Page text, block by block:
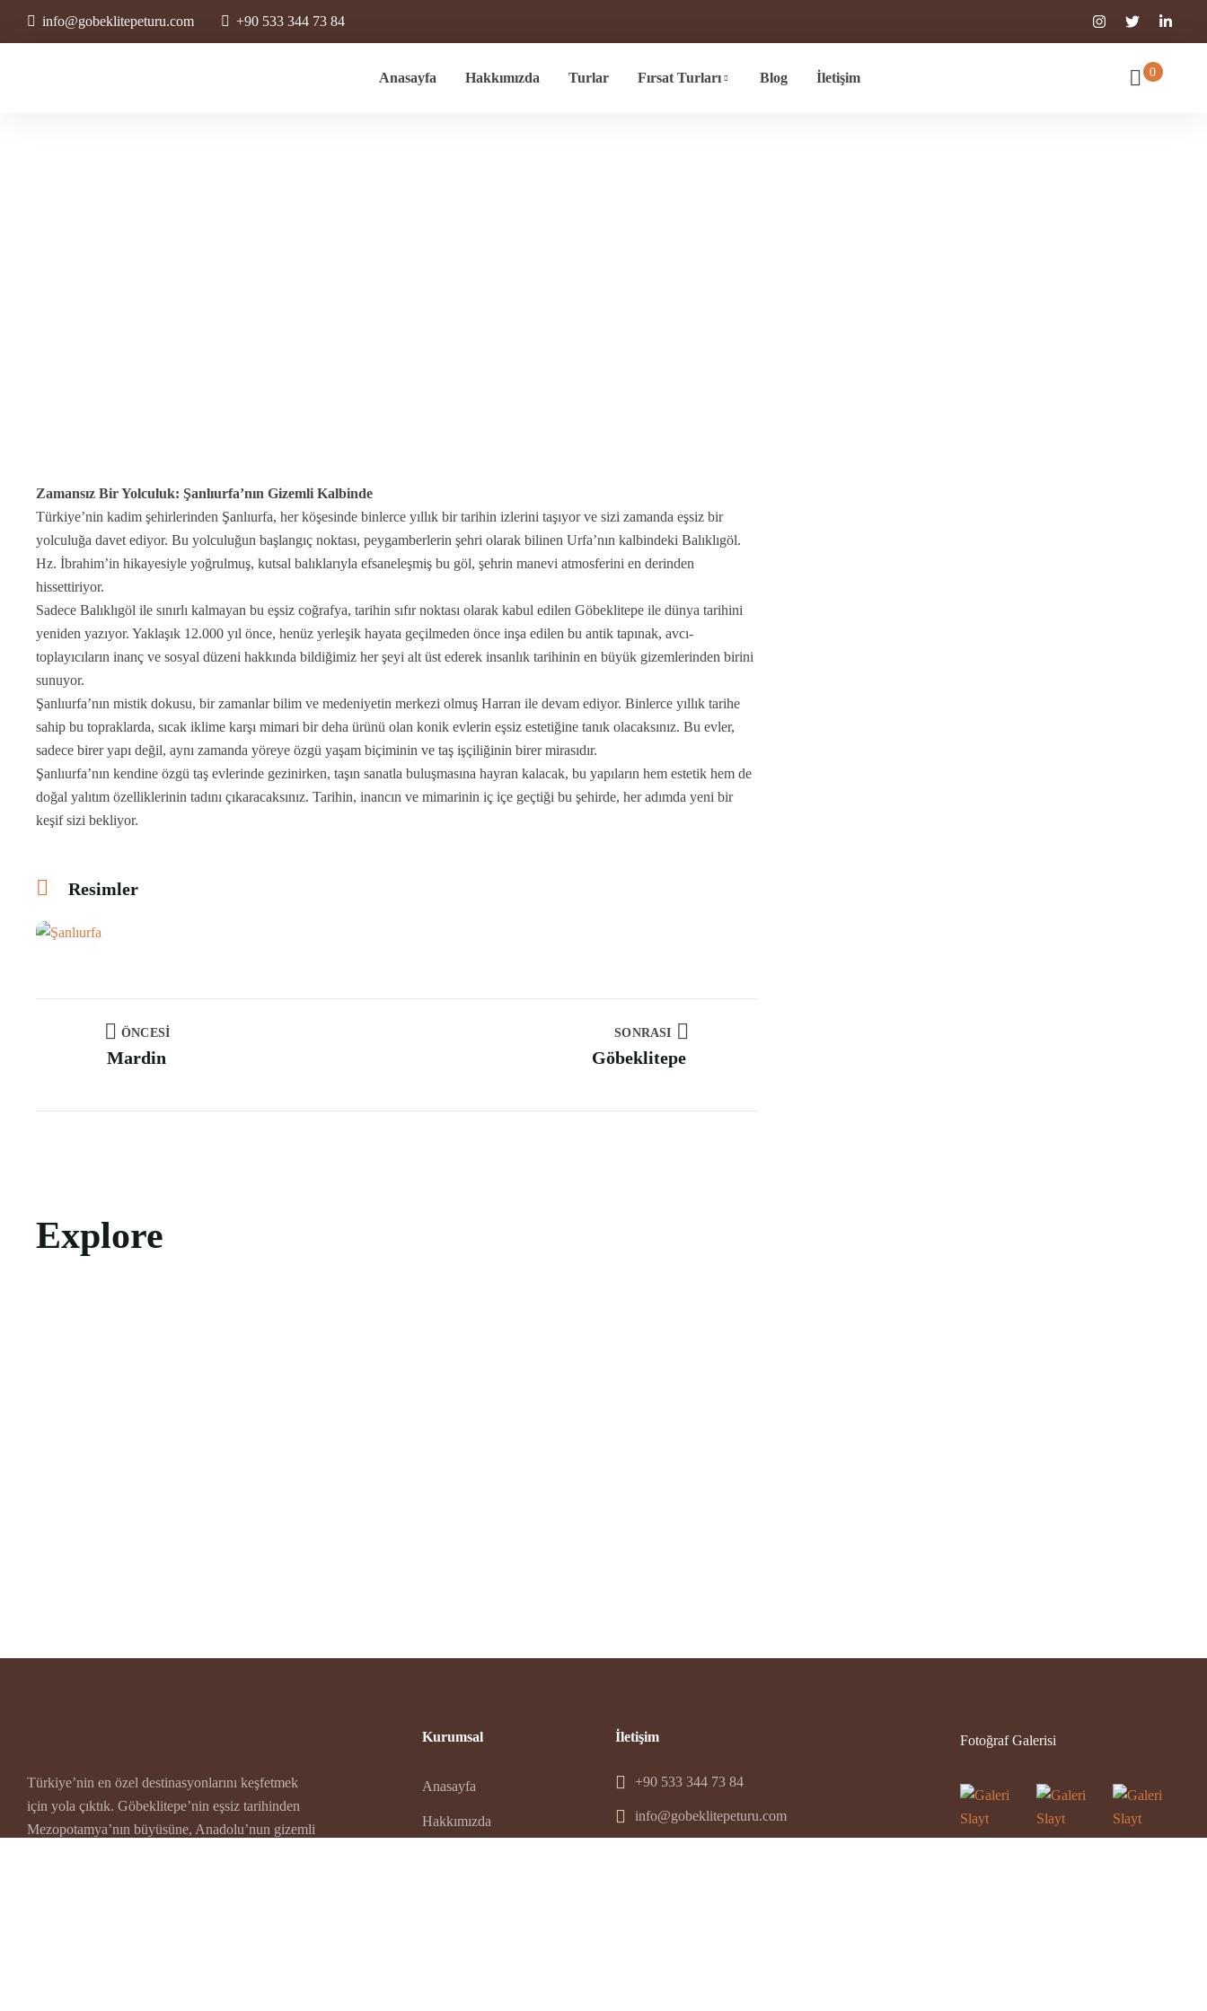
info@gobeklitepeturu.com +90 533 344 73 84
Anasayfa Hakkımızda Turlar Fırsat Turları Blog İletişim 0
Zamansız Bir Yolculuk: Şanlıurfa’nın Gizemli Kalbinde
Türkiye’nin kadim şehirlerinden Şanlıurfa, her köşesinde binlerce yıllık bir tarihin izlerini taşıyor ve sizi zamanda eşsiz bir
yolculuğa davet ediyor. Bu yolculuğun başlangıç noktası, peygamberlerin şehri olarak bilinen Urfa’nın kalbindeki Balıklıgöl.
Hz. İbrahim’in hikayesiyle yoğrulmuş, kutsal balıklarıyla efsaneleşmiş bu göl, şehrin manevi atmosferini en derinden
hissettiriyor.
Sadece Balıklıgöl ile sınırlı kalmayan bu eşsiz coğrafya, tarihin sıfır noktası olarak kabul edilen Göbeklitepe ile dünya tarihini
yeniden yazıyor. Yaklaşık 12.000 yıl önce, henüz yerleşik hayata geçilmeden önce inşa edilen bu antik tapınak, avcı-
toplayıcıların inanç ve sosyal düzeni hakkında bildiğimiz her şeyi alt üst ederek insanlık tarihinin en büyük gizemlerinden birini
sunuyor.
Şanlıurfa’nın mistik dokusu, bir zamanlar bilim ve medeniyetin merkezi olmuş Harran ile devam ediyor. Binlerce yıllık tarihe
sahip bu topraklarda, sıcak iklime karşı mimari bir deha ürünü olan konik evlerin eşsiz estetiğine tanık olacaksınız. Bu evler,
sadece birer yapı değil, aynı zamanda yöreye özgü yaşam biçiminin ve taş işçiliğinin birer mirasıdır.
Şanlıurfa’nın kendine özgü taş evlerinde gezinirken, taşın sanatla buluşmasına hayran kalacak, bu yapıların hem estetik hem de
doğal yalıtım özelliklerinin tadını çıkaracaksınız. Tarihin, inancın ve mimarinin iç içe geçtiği bu şehirde, her adımda yeni bir
keşif sizi bekliyor.
Resimler
ÖNCESI
Mardin
SONRASI
Göbeklitepe
Explore
Türkiye’nin en özel destinasyonlarını keşfetmek
için yola çıktık. Göbeklitepe’nin eşsiz tarihinden
Mezopotamya’nın büyüsüne, Anadolu’nun gizemli
Kurumsal
Anasayfa
Hakkımızda
İletişim
+90 533 344 73 84
info@gobeklitepeturu.com
Fotoğraf Galerisi